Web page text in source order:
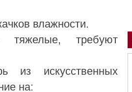
влажности.
требуют
из искусственных
на: